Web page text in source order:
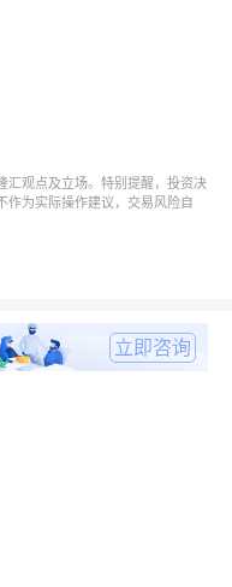
汇观点及立场。特别提醒，投资决
作为实际操作建议，交易风险自
立即咨询